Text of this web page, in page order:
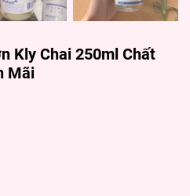
Kly Chai 250ml Chất
Mãi